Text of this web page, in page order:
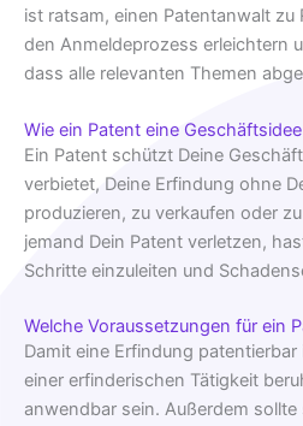
ist ratsam, einen Patentanwalt zu
den Anmeldeprozess erleichtern
dass alle relevanten Themen
Wie ein Patent eine
Ein Patent schützt Deine
verbietet, Deine Erfindung ohne
produzieren, zu verkaufen oder
jemand Dein Patent verletzen,
Schritte einzuleiten und
Welche Voraussetzungen für ein
Damit eine Erfindung
einer erfinderischen Tätigkeit
anwendbar sein. Außerdem